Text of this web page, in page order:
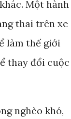
Một hành
thai trên xe
làm thế giới
thay đổi cuộc
nghèo khó,